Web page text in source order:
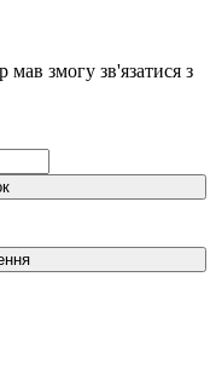
змогу зв'язатися з